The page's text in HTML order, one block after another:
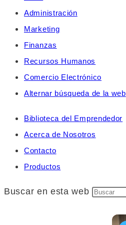
Administración
Marketing
Finanzas
Recursos Humanos
Comercio Electrónico
Alternar búsqueda de la web
Biblioteca del Emprendedor
Acerca de Nosotros
Contacto
Productos
Buscar en esta web